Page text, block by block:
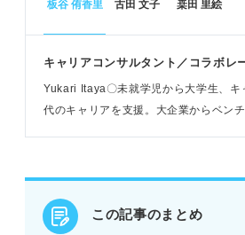
ツ
企業・業界研究で志望先の特徴
る。
する。
美容師を目指す明確な理由と将
示す。
字で実績を示す。
板谷 侑香里 古田 文子 桒田 里絵
キャリアコンサルタント／コラボレ
Yukari Itaya〇未就学児から大学生、キ
代のキャリアを支援。大企業からベン
この記事のまとめ